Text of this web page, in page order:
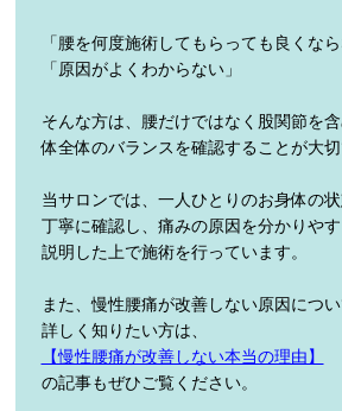
「腰を何度施術してもらっても良くなら
「原因がよくわからない」
そんな方は、腰だけではなく股関節を
体全体のバランスを確認することが大切
当サロンでは、一人ひとりのお身体の
丁寧に確認し、痛みの原因を分かりやす
説明した上で施術を行っています。
また、慢性腰痛が改善しない原因につ
詳しく知りたい方は、
【慢性腰痛が改善しない本当の理由】
の記事もぜひご覧ください。